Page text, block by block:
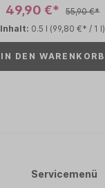
49,90 €*
55,90 €*
Inhalt: 0.5 l (99,80 €* / 1 l)
IN DEN WARENKORB
Servicemenü